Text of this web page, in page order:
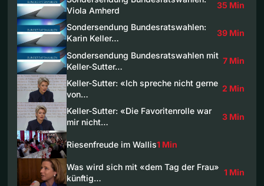
Viola Amherd
35 Min
Sondersendung Bundesratswahlen:
Karin Keller…
39 Min
Sondersendung Bundesratswahlen mit
Keller-Sutter…
7 Min
Keller-Sutter: «Ich spreche nicht gerne
von…
2 Min
Keller-Sutter: «Die Favoritenrolle war
mir nicht…
3 Min
Riesenfreude im Wallis1 Min
Was wird sich mit «dem Tag der Frau»
künftig…
1 Min